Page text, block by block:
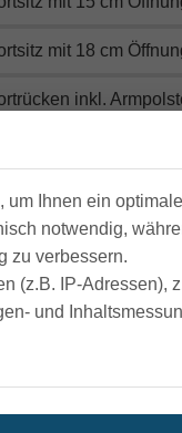
mit 18 cm
inkl.
wählen
um Ihnen ein
notwendig,
zu verbessern.
(z.B. IP-Adressen),
und